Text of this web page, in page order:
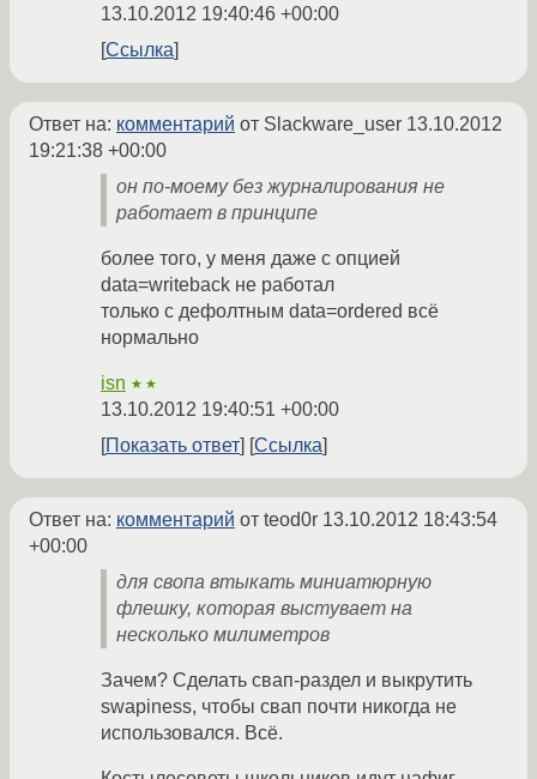
13.10.2012 19:40:46 +00:00
Ссылка
Ответ на: комментарий от Slackware_user 13.10.2012
19:21:38 +00:00
он по-моему без журналирования не
работает в принципе
более того, у меня даже с опцией
data=writeback не работал
только с дефолтным data=ordered всё
нормально
isn ★★
13.10.2012 19:40:51 +00:00
Показать ответ
Ссылка
Ответ на: комментарий от teod0r 13.10.2012 18:43:54
+00:00
для свопа втыкать миниатюрную
флешку, которая выстувает на
несколько милиметров
Зачем? Сделать свап-раздел и выкрутить
swapiness, чтобы свап почти никогда не
использовался. Всё.